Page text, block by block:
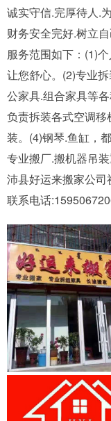
诚实守信.完厚待人.
财务安全完好.树立自
服务范围如下：(1)
让您舒心。(2)专业
公家具.组合家具等
负责拆装各式空调
装。(4)钢琴.鱼缸，
专业搬厂.搬机器吊
沛县好运来搬家公司
联系电话